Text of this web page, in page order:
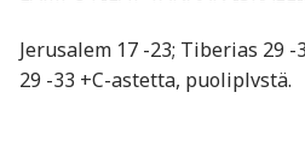
Jerusalem 17 -23; Tiberias 29 -
29 -33 +C-astetta, puoliplvstä.